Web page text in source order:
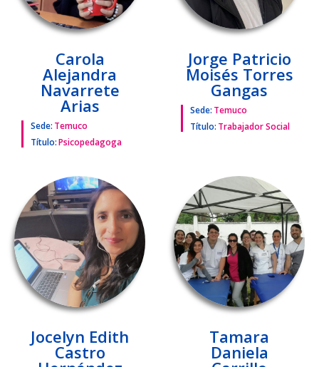
Carola
Alejandra
Navarrete
Arias
Sede: Temuco
Título:Psicopedagoga
Jorge Patricio
Moisés Torres
Gangas
Sede: Temuco
Título: Trabajador Social
Jocelyn Edith
Castro
Tamara
Daniela